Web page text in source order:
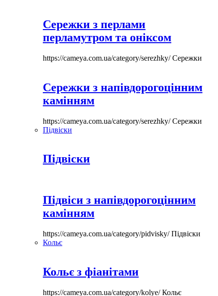
Сережки з перлами
перламутром та оніксом
https://cameya.com.ua/category/serezhky/Сережки
Сережки з напівдорогоцінним
камінням
https://cameya.com.ua/category/serezhky/Сережки
Підвіски
Підвіски
Підвіси з напівдорогоцінним
камінням
https://cameya.com.ua/category/pidvisky/Підвіски
Кольє
Кольє з фіанітами
https://cameya.com.ua/category/kolye/Кольє